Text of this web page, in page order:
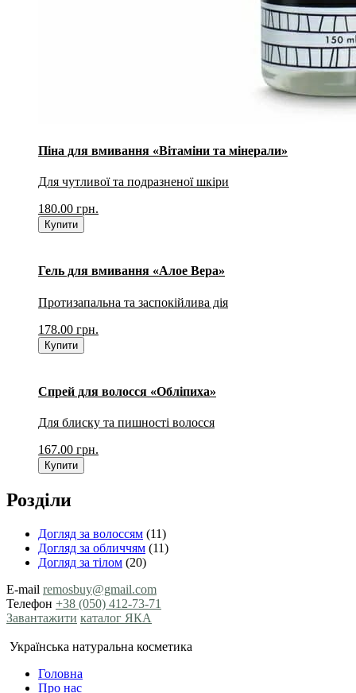
Піна для вмивання «Вітаміни та мінерали»
Для чутливої та подразненої шкіри
180.00 грн.
Купити
Гель для вмивання «Алое Вера»
Протизапальна та заспокійлива дія
178.00 грн.
Купити
Спрей для волосся «Обліпиха»
Для блиску та пишності волосся
167.00 грн.
Купити
Розділи
Догляд за волоссям (11)
Догляд за обличчям (11)
Догляд за тілом (20)
E-mail remosbuy@gmail.com
Телефон +38 (050) 412-73-71
Завантажити каталог ЯКА
Українська натуральна косметика
Головна
Про нас